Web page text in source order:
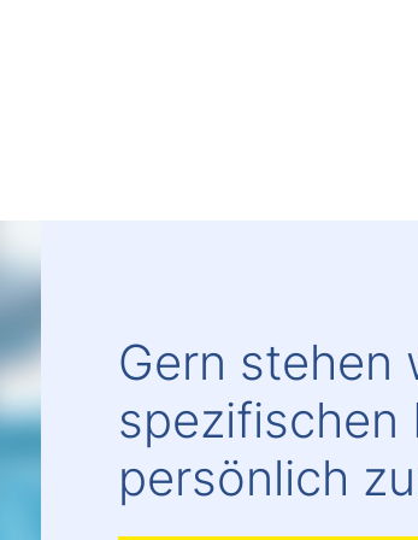
Gern stehen
spezifischen
persönlich